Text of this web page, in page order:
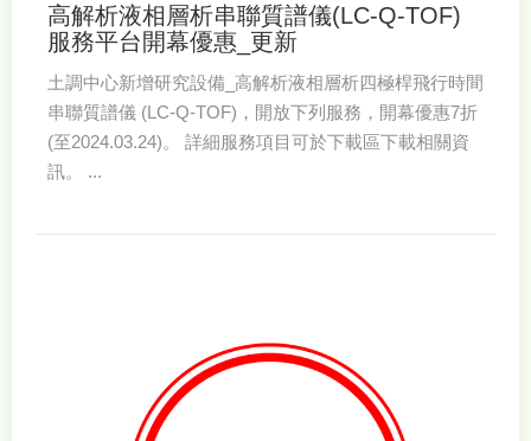
高解析液相層析串聯質譜儀(LC-Q-TOF)
服務平台開幕優惠_更新
土調中心新增研究設備_高解析液相層析四極桿飛行時間
串聯質譜儀 (LC-Q-TOF)，開放下列服務，開幕優惠7折
(至2024.03.24)。 詳細服務項目可於下載區下載相關資
訊。 ...